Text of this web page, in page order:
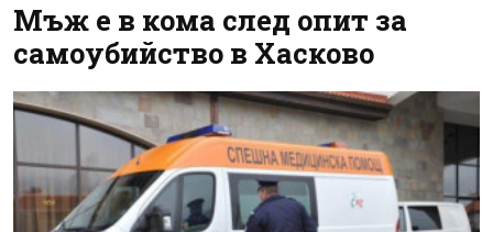
Мъж е в кома след опит за
самоубийство в Хасково